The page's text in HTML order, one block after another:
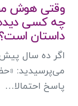
وقتی هوش
چه کسی
داستان
اگر ده سال
می‌پرسیدید:
پاسخ احتمالا…